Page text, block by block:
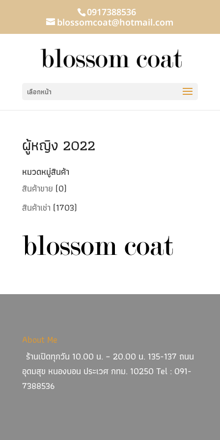
0917388536
blossomcoat@hotmail.com
เลือกหน้า
ผู้หญิง 2022
หมวดหมู่สินค้า
สินค้าขาย (0)
สินค้าเช่า (1703)
About Me
ร้านเปิดทุกวัน 10.00 น. – 20.00 น. 135-137 ถนน
อุดมสุข หนองบอน ประเวศ กทม. 10250 Tel : 091-
7388536